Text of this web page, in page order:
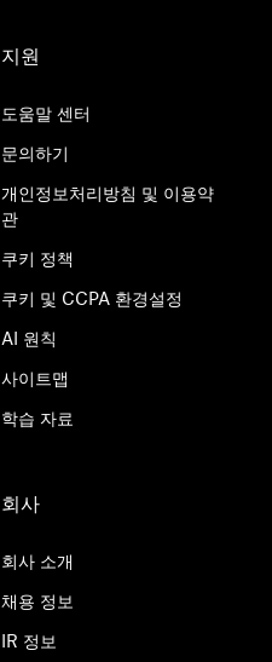
지원
도움말 센터
문의하기
개인정보처리방침 및 이용약
관
쿠키 정책
쿠키 및 CCPA 환경설정
AI 원칙
사이트맵
학습 자료
회사
회사 소개
채용 정보
IR 정보